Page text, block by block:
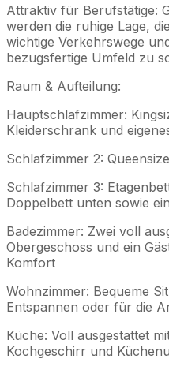
Attraktiv für Berufstätige:
werden die ruhige Lage,
wichtige Verkehrswege
bezugsfertige Umfeld zu
Raum & Aufteilung:
Hauptschlafzimmer:
Kleiderschrank und
Schlafzimmer 2:
Schlafzimmer 3:
Doppelbett unten sowie
Badezimmer: Zwei voll
Obergeschoss und ein
Komfort
Wohnzimmer: Bequeme
Entspannen oder für die
Küche: Voll ausgestattet
Kochgeschirr und